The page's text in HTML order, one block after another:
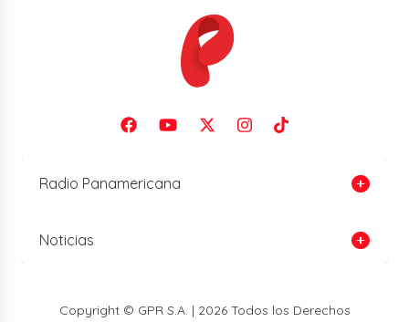
Radio Panamericana
Noticias
Copyright © GPR S.A. | 2026 Todos los Derechos